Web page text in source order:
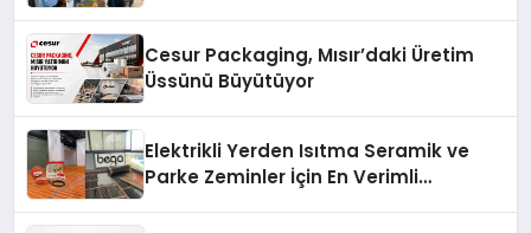
Cesur Packaging, Mısır’daki Üretim
Üssünü Büyütüyor
Elektrikli Yerden Isıtma Seramik ve
Parke Zeminler İçin En Verimli